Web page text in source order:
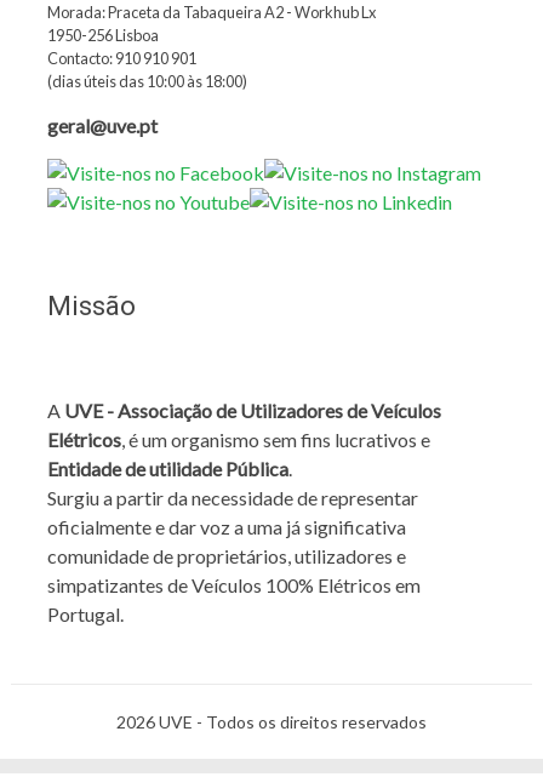
Morada: Praceta da Tabaqueira A2 - Workhub Lx
1950-256 Lisboa
Contacto: 910 910 901
(dias úteis das 10:00 às 18:00)
geral@uve.pt
Missão
A UVE - Associação de Utilizadores de Veículos
Elétricos, é um organismo sem fins lucrativos e
Entidade de utilidade Pública.
Surgiu a partir da necessidade de representar
oficialmente e dar voz a uma já significativa
comunidade de proprietários, utilizadores e
simpatizantes de Veículos 100% Elétricos em
Portugal.
2026 UVE - Todos os direitos reservados